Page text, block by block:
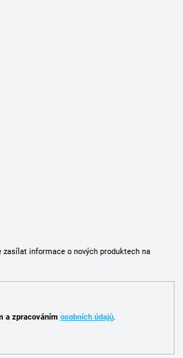
informace o nových produktech na
a zpracováním osobních údajů.